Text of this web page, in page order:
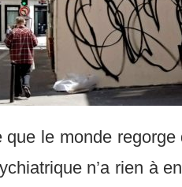
le monde regorge
n’a rien à